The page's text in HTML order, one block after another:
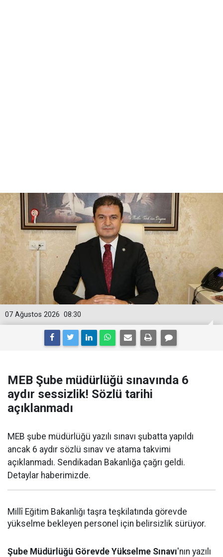
08:30
07 Ağustos 2026
MEB Şube müdürlüğü sınavında 6
aydır sessizlik! Sözlü tarihi
açıklanmadı
MEB şube müdürlüğü yazılı sınavı şubatta yapıldı
ancak 6 aydır sözlü sınav ve atama takvimi
açıklanmadı. Sendikadan Bakanlığa çağrı geldi.
Detaylar haberimizde.
Millî Eğitim Bakanlığı taşra teşkilatında görevde
yükselme bekleyen personel için belirsizlik sürüyor.
Şube Müdürlüğü Görevde Yükselme Sınavı'nın yazılı